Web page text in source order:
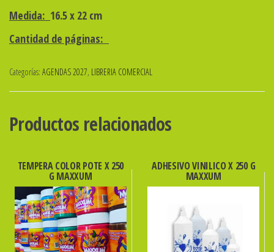
Medida: 16.5 x 22 cm
Cantidad de páginas:
Categorías: AGENDAS 2027, LIBRERIA COMERCIAL
Productos relacionados
TEMPERA COLOR POTE X 250
G MAXXUM
ADHESIVO VINILICO X 250 G
MAXXUM